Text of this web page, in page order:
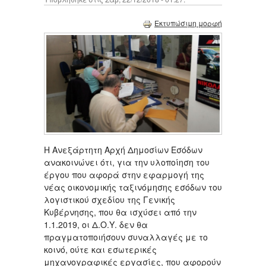
Εκτυπώσιμη μορφή
Η Ανεξάρτητη Αρχή Δημοσίων Εσόδων
ανακοινώνει ότι, για την υλοποίηση του
έργου που αφορά στην εφαρμογή της
νέας οικονομικής ταξινόμησης εσόδων του
λογιστικού σχεδίου της Γενικής
Κυβέρνησης, που θα ισχύσει από την
1.1.2019, οι Δ.Ο.Υ. δεν θα
πραγματοποιήσουν συναλλαγές με το
κοινό, ούτε και εσωτερικές
μηχανογραφικές εργασίες, που αφορούν